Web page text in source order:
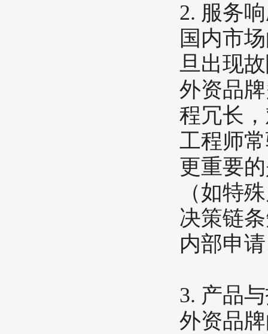
​2. 服务
国内市
旦出现
外资品
程冗长
工程师
更重要
（如特
决策链
内部申
​3. 产品
外资品